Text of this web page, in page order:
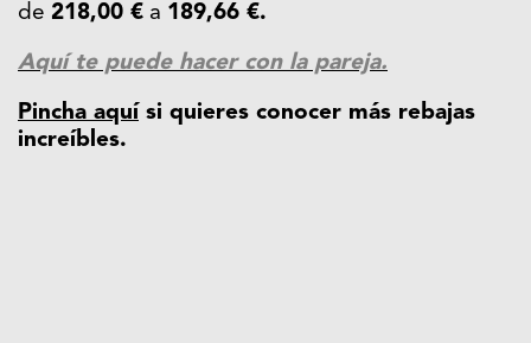
de 218,00 € a 189,66 €.
Aquí te puede hacer con la pareja.
Pincha aquí si quieres conocer más rebajas
increíbles.